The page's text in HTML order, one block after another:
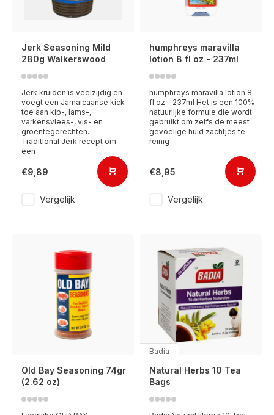
Jerk Seasoning Mild
280g Walkerswood
Jerk kruiden is veelzijdig en
voegt een Jamaicaanse kick
toe aan kip-, lams-,
varkensvlees-, vis- en
groentegerechten.
Traditional Jerk recept om
een
€9,89
Vergelijk
humphreys maravilla
lotion 8 fl oz - 237ml
humphreys maravilla lotion 8
fl oz - 237ml Het is een 100%
natuurlijke formule die wordt
gebruikt om zelfs de meest
gevoelige huid zachtjes te
reinig
€8,95
Vergelijk
Old Bay Seasoning 74gr
(2.62 oz)
Badia
Natural Herbs 10 Tea
Bags